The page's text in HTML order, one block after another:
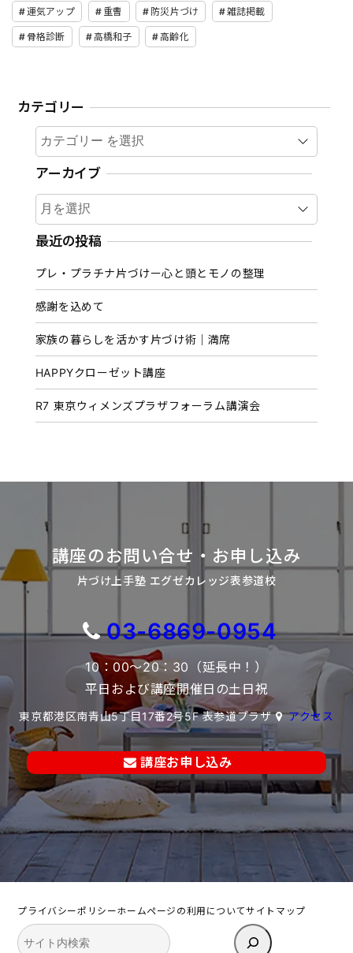
運気アップ 重曹 防災片づけ 雑誌掲載
骨格診断 高橋和子 高齢化
カテゴリー
カテゴリー
アーカイブ
ア
ー
カ
ブ
最近の投稿
プレ・プラチナ片づけー心と頭とモノの整理
感謝を込めて
家族の暮らしを活かす片づけ術｜満席
HAPPYクローゼット講座
R7 東京ウィメンズプラザフォーラム講演会
講座のお問い合せ・お申し込み
片づけ上手塾 エグゼカレッジ表参道校
03-6869-0954
10：00～20：30（延長中！）
平日および講座開催日の土日祝
東京都港区南青山5丁目17番2号5F 表参道プラザ アクセス
講座お申し込み
プライバシーポリシーホームページの利用についてサイトマップ
検